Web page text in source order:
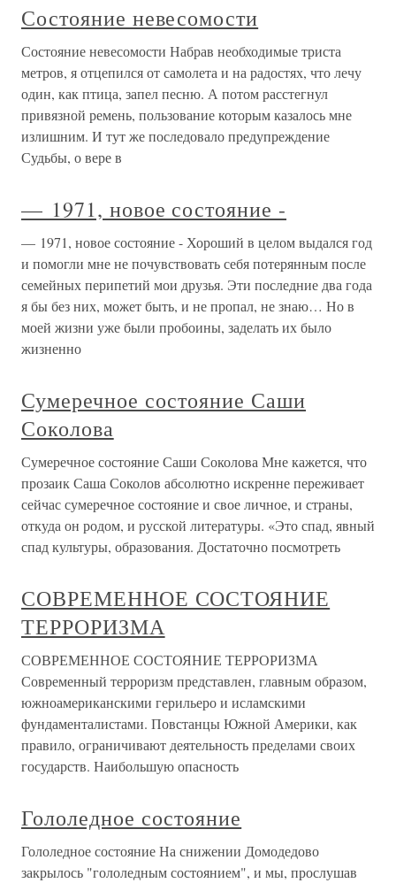
Состояние невесомости
Состояние невесомости Набрав необходимые триста
метров, я отцепился от самолета и на радостях, что лечу
один, как птица, запел песню. А потом расстегнул
привязной ремень, пользование которым казалось мне
излишним. И тут же последовало предупреждение
Судьбы, о вере в
— 1971, новое состояние -
— 1971, новое состояние - Хороший в целом выдался год
и помогли мне не почувствовать себя потерянным после
семейных перипетий мои друзья. Эти последние два года
я бы без них, может быть, и не пропал, не знаю… Но в
моей жизни уже были пробоины, заделать их было
жизненно
Сумеречное состояние Саши
Соколова
Сумеречное состояние Саши Соколова Мне кажется, что
прозаик Саша Соколов абсолютно искренне переживает
сейчас сумеречное состояние и свое личное, и страны,
откуда он родом, и русской литературы. «Это спад, явный
спад культуры, образования. Достаточно посмотреть
СОВРЕМЕННОЕ СОСТОЯНИЕ
ТЕРРОРИЗМА
СОВРЕМЕННОЕ СОСТОЯНИЕ ТЕРРОРИЗМА
Современный терроризм представлен, главным образом,
южноамериканскими герильеро и исламскими
фундаменталистами. Повстанцы Южной Америки, как
правило, ограничивают деятельность пределами своих
государств. Наибольшую опасность
Гололедное состояние
Гололедное состояние На снижении Домодедово
закрылось "гололедным состоянием", и мы, прослушав